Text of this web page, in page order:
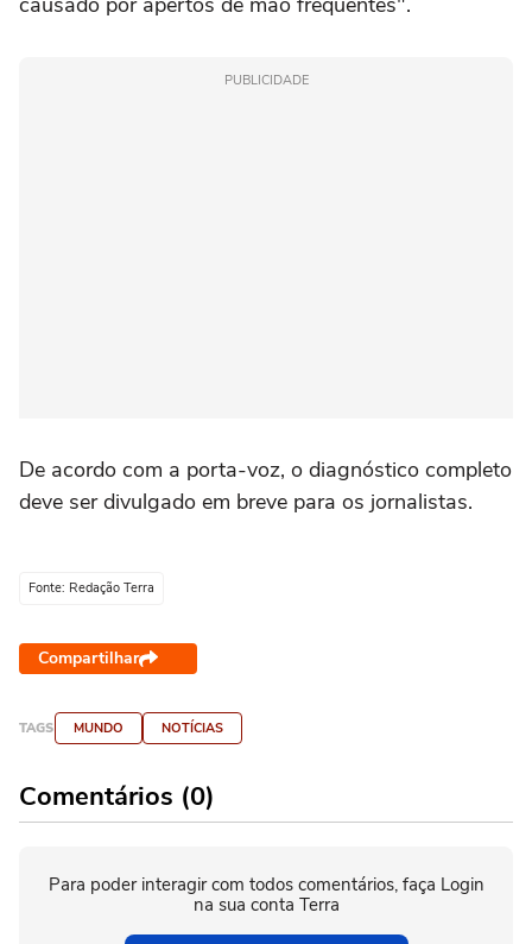
PUBLICIDADE
De acordo com a porta-voz, o diagnóstico completo
deve ser divulgado em breve para os jornalistas.
Fonte: Redação Terra
Compartilhar
TAGS MUNDO NOTÍCIAS
Comentários (0)
Para poder interagir com todos comentários, faça Login
na sua conta Terra